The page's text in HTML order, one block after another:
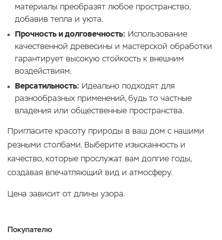
материалы преобразят любое пространство,
добавив тепла и уюта.
Прочность и долговечность: Использование
качественной древесины и мастерской обработки
гарантирует высокую стойкость к внешним
воздействиям.
Версатильность: Идеально подходят для
разнообразных применений, будь то частные
владения или общественные пространства.
Пригласите красоту природы в ваш дом с нашими
резными столбами. Выберите изысканность и
качество, которые прослужат вам долгие годы,
создавая впечатляющий вид и атмосферу.
Цена зависит от длины узора.
Покупателю